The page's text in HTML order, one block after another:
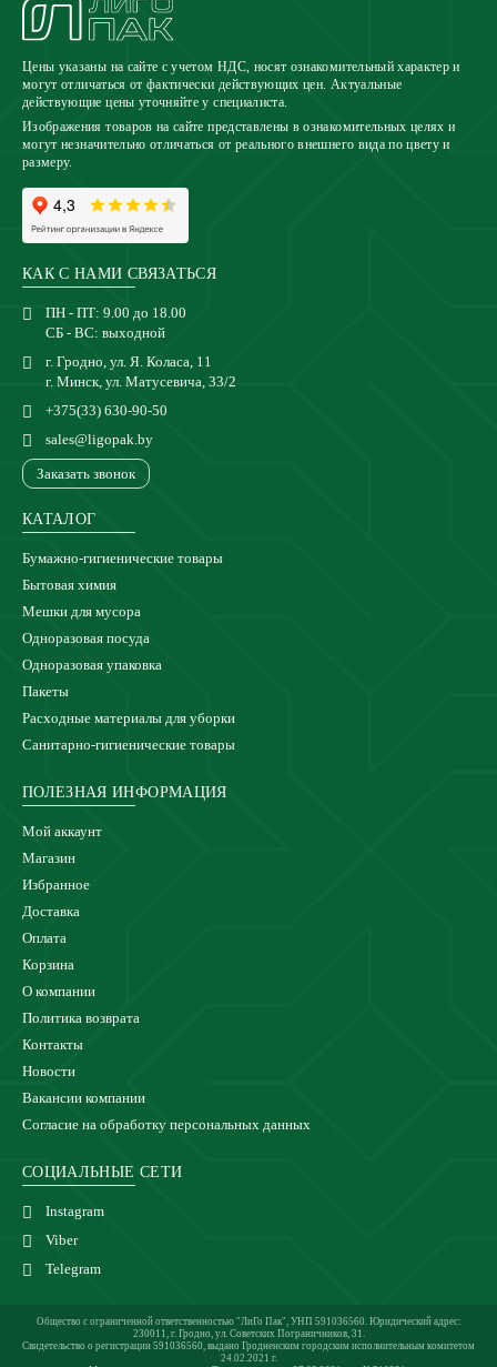
Цены указаны на сайте с учетом НДС, носят ознакомительный характер и
могут отличаться от фактически действующих цен. Актуальные
действующие цены уточняйте у специалиста.
Изображения товаров на сайте представлены в ознакомительных целях и
могут незначительно отличаться от реального внешнего вида по цвету и
размеру.
КАК С НАМИ СВЯЗАТЬСЯ
ПН - ПТ: 9.00 до 18.00
СБ - ВС: выходной
г. Гродно, ул. Я. Коласа, 11
г. Минск, ул. Матусевича, 33/2
+375(33) 630-90-50
sales@ligopak.by
Заказать звонок
КАТАЛОГ
Бумажно-гигиенические товары
Бытовая химия
Мешки для мусора
Одноразовая посуда
Одноразовая упаковка
Пакеты
Расходные материалы для уборки
Санитарно-гигиенические товары
ПОЛЕЗНАЯ ИНФОРМАЦИЯ
Мой аккаунт
Магазин
Избранное
Доставка
Оплата
Корзина
О компании
Политика возврата
Контакты
Новости
Вакансии компании
Согласие на обработку персональных данных
СОЦИАЛЬНЫЕ СЕТИ
Instagram
Viber
Telegram
Общество с ограниченной ответственностью "ЛиГо Пак", УНП 591036560. Юридический адрес:
230011, г. Гродно, ул. Советских Пограничников, 31.
Свидетельство о регистрации 591036560, выдано Гродненским городским исполнительным комитетом
24.02.2021 г.